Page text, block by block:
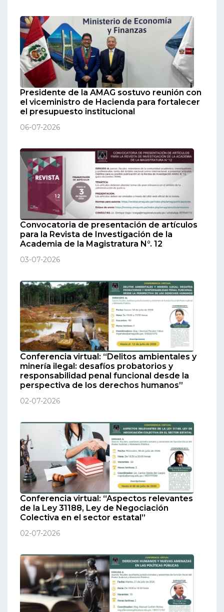
Presidente de la AMAG sostuvo reunión con
el viceministro de Hacienda para fortalecer
el presupuesto institucional
06-07-2026
Convocatoria de presentación de artículos
para la Revista de Investigación de la
Academia de la Magistratura N°. 12
03-07-2026
Conferencia virtual: “Delitos ambientales y
minería ilegal: desafíos probatorios y
responsabilidad penal funcional desde la
perspectiva de los derechos humanos”
02-07-2026
Conferencia virtual: “Aspectos relevantes
de la Ley 31188, Ley de Negociación
Colectiva en el sector estatal”
02-07-2026